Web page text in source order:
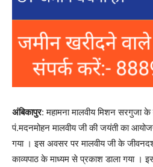
अंबिकापुर: महामना मालवीय मिशन सरगुजा के
पं.मदनमोहन मालवीय जी की जयंती का
गया । इस अवसर पर मालवीय जी के
काव्यपाठ के माध्यम से प्रकाश डाला गया ।